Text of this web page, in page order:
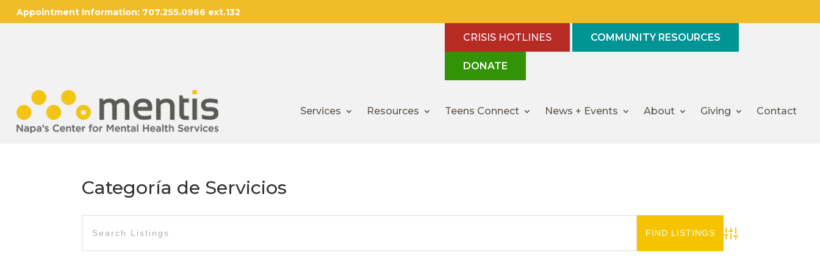
Appointment Information:707.255.0966 ext.132
CRISIS HOTLINES COMMUNITY RESOURCES
DONATE
Services Resources Teens Connect News + Events About Giving Contact
Categoría de Servicios
Advanced Search